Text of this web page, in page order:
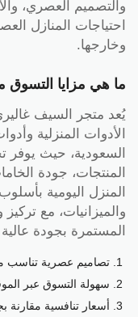
والتصميم العصري،
احتياجات المنازل
وخارجها.
ما هي مزايا
يُعد متجر السيف
الأدوات المنزلية
السعودية، حيث يوفر
المنتجات، جودة
المنزل اليومية
والميزانيات، مع
المستمرة بجودة عالية
تصاميم عصرية تناسب
سهولة التسوق عبر
أسعار تنافسية مقارنة